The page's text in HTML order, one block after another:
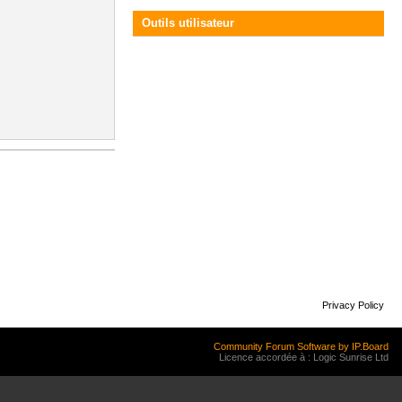
Outils utilisateur
Privacy Policy
Community Forum Software by IP.Board
Licence accordée à : Logic Sunrise Ltd